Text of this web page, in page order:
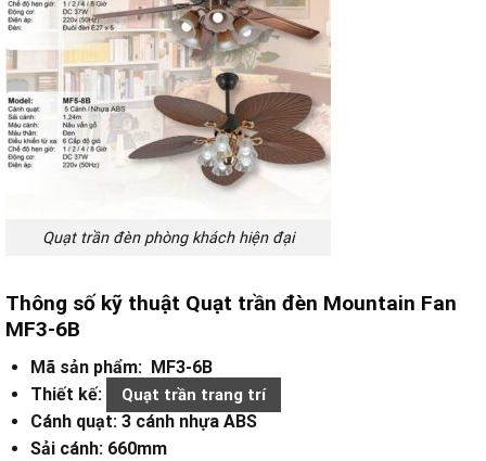
Quạt trần đèn phòng khách hiện đại
Thông số kỹ thuật Quạt trần đèn Mountain Fan
MF3-6B
Mã sản phẩm: MF3-6B
Thiết kế:
Quạt trần trang trí
Cánh quạt: 3 cánh nhựa ABS
Sải cánh: 660mm